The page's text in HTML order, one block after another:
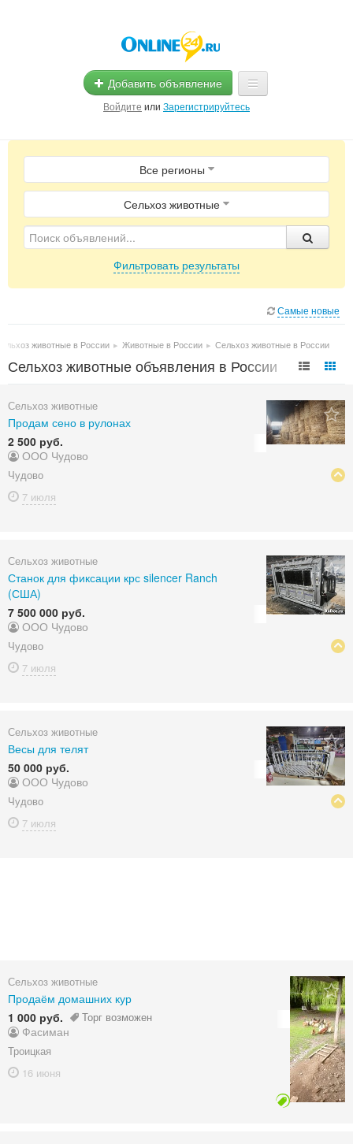
Добавить объявление
Войдите или Зарегистрируйтесь
Главная
Помощь
Услуги
Магазины
Все регионы
Сельхоз животные
Фильтровать результаты
Самые новые
животные в России ▸ Животные в России ▸ Сельхоз животные в России
Сельхоз животные объявления в России
Сельхоз животные
Продам сено в рулонах
2 500 руб.
ООО Чудово
Чудово
7 июля
Сельхоз животные
Станок для фиксации крс silencer Ranch
(США)
7 500 000 руб.
ООО Чудово
Чудово
7 июля
Сельхоз животные
Весы для телят
50 000 руб.
ООО Чудово
Чудово
7 июля
Сельхоз животные
Продаём домашних кур
1 000 руб.
Торг возможен
Фасиман
Троицкая
16 июня